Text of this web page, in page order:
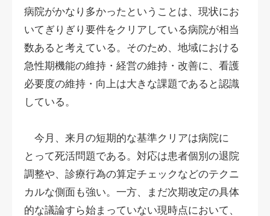
病院がかなり多かったということは、現状にお
いてぎりぎり要件をクリアしている病院が相当
数あると考えている。そのため、地域における
急性期機能の維持・経営の維持・改善に、看護
必要度の維持・向上は大きな課題であると認識
している。
今月、来月の短期的な基準クリアは病院に
とって死活問題である。対応は患者個別の退院
調整や、診療行為の算定チェックなどのテクニ
カルな側面も強い。一方、まだ次期改定の具体
的な議論すら始まっていない現時点において、